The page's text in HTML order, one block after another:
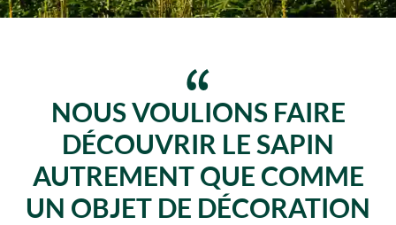
NOUS VOULIONS FAIRE
DÉCOUVRIR LE SAPIN
AUTREMENT QUE COMME
UN OBJET DE DÉCORATION